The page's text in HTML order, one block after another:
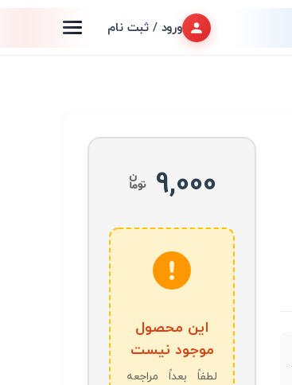
ورود / ثبت نام
9,000
این محصول
موجود نیست
لطفاً بعداً مراجعه